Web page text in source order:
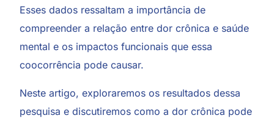
Esses dados ressaltam a importância de
compreender a relação entre dor crônica e saúde
mental e os impactos funcionais que essa
coocorrência pode causar.
Neste artigo, exploraremos os resultados dessa
pesquisa e discutiremos como a dor crônica pode